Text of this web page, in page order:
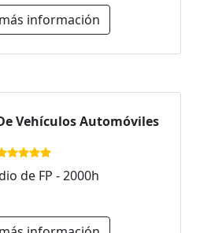
información
Vehículos Automóviles
de FP - 2000h